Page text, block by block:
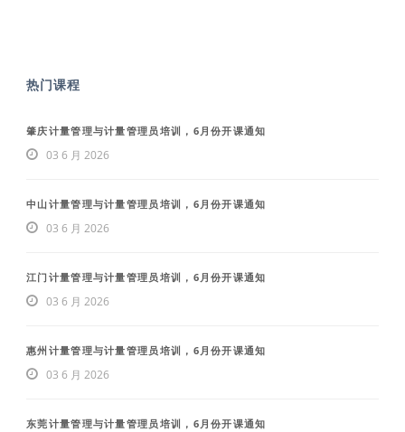
热门课程
肇庆计量管理与计量管理员培训，6月份开课通知
03 6 月 2026
中山计量管理与计量管理员培训，6月份开课通知
03 6 月 2026
江门计量管理与计量管理员培训，6月份开课通知
03 6 月 2026
惠州计量管理与计量管理员培训，6月份开课通知
03 6 月 2026
东莞计量管理与计量管理员培训，6月份开课通知